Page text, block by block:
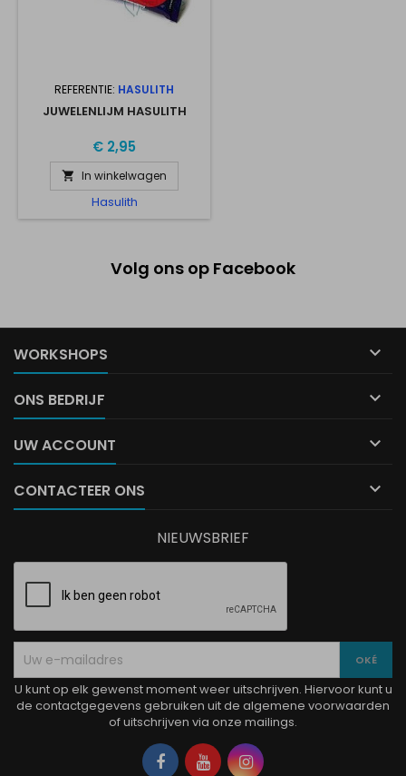
REFERENTIE: HASULITH
JUWELENLIJM HASULITH
€ 2,95
 In winkelwagen
Hasulith
Volg ons op Facebook
WORKSHOPS 
ONS BEDRIJF 
UW ACCOUNT 
CONTACTEER ONS 
NIEUWSBRIEF
U kunt op elk gewenst moment weer uitschrijven. Hiervoor kunt u
de contactgegevens gebruiken uit de algemene voorwaarden
of uitschrijven via onze mailings.
Facebook
YouTubeInstagram